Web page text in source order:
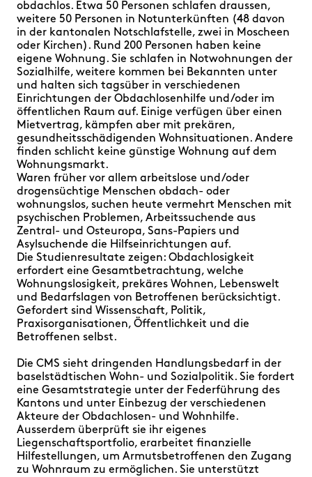
obdachlos. Etwa 50 Personen schlafen draussen,
weitere 50 Personen in Notunterkünften (48 davon
in der kantonalen Notschlafstelle, zwei in Moscheen
oder Kirchen). Rund 200 Personen haben keine
eigene Wohnung. Sie schlafen in Notwohnungen der
Sozialhilfe, weitere kommen bei Bekannten unter
und halten sich tagsüber in verschiedenen
Einrichtungen der Obdachlosenhilfe und/oder im
öffentlichen Raum auf. Einige verfügen über einen
Mietvertrag, kämpfen aber mit prekären,
gesundheitsschädigenden Wohnsituationen. Andere
finden schlicht keine günstige Wohnung auf dem
Wohnungsmarkt.
Waren früher vor allem arbeitslose und/oder
drogensüchtige Menschen obdach- oder
wohnungslos, suchen heute vermehrt Menschen mit
psychischen Problemen, Arbeitssuchende aus
Zentral- und Osteuropa, Sans-Papiers und
Asylsuchende die Hilfseinrichtungen auf.
Die Studienresultate zeigen: Obdachlosigkeit
erfordert eine Gesamtbetrachtung, welche
Wohnungslosigkeit, prekäres Wohnen, Lebenswelt
und Bedarfslagen von Betroffenen berücksichtigt.
Gefordert sind Wissenschaft, Politik,
Praxisorganisationen, Öffentlichkeit und die
Betroffenen selbst.
Die CMS sieht dringenden Handlungsbedarf in der
baselstädtischen Wohn- und Sozialpolitik. Sie fordert
eine Gesamtstrategie unter der Federführung des
Kantons und unter Einbezug der verschiedenen
Akteure der Obdachlosen- und Wohnhilfe.
Ausserdem überprüft sie ihr eigenes
Liegenschaftsportfolio, erarbeitet finanzielle
Hilfestellungen, um Armutsbetroffenen den Zugang
zu Wohnraum zu ermöglichen. Sie unterstützt